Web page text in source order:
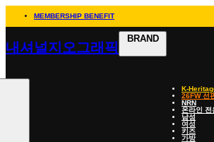
MEMBERSHIP BENEFIT
내셔널지오그래픽
BRAND
K-
26FW 선
NRN
온라인 전
남성
여성
키즈
가방